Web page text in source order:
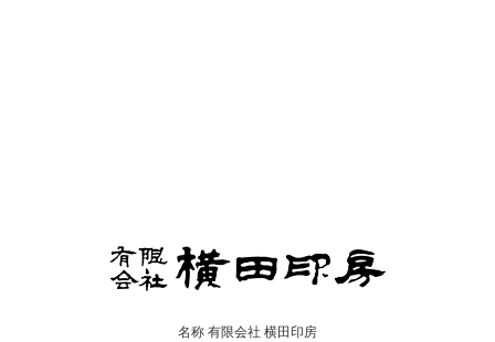
名称 有限会社 横田印房